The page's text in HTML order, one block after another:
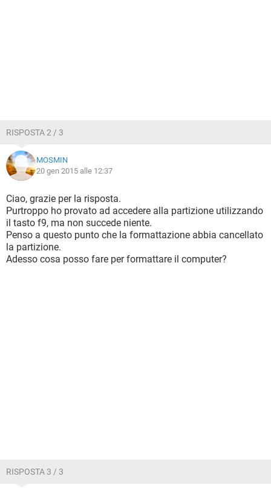
RISPOSTA 2 / 3
MOSMIN
20 gen 2015 alle 12:37
Ciao, grazie per la risposta.
Purtroppo ho provato ad accedere alla partizione utilizzando
il tasto f9, ma non succede niente.
Penso a questo punto che la formattazione abbia cancellato
la partizione.
Adesso cosa posso fare per formattare il computer?
RISPOSTA 3 / 3